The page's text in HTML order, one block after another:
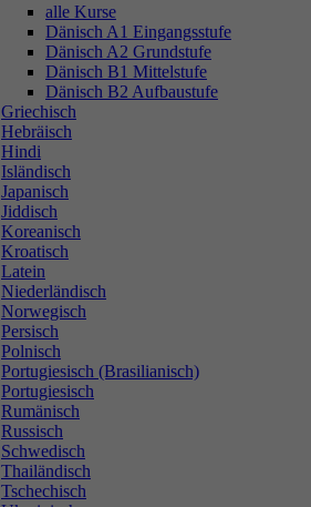
alle Kurse
Dänisch A1 Eingangsstufe
Dänisch A2 Grundstufe
Dänisch B1 Mittelstufe
Dänisch B2 Aufbaustufe
Griechisch
Hebräisch
Hindi
Isländisch
Japanisch
Jiddisch
Koreanisch
Kroatisch
Latein
Niederländisch
Norwegisch
Persisch
Polnisch
Portugiesisch (Brasilianisch)
Portugiesisch
Rumänisch
Russisch
Schwedisch
Thailändisch
Tschechisch